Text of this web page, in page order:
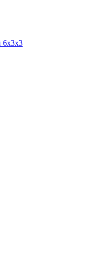
6x3x3